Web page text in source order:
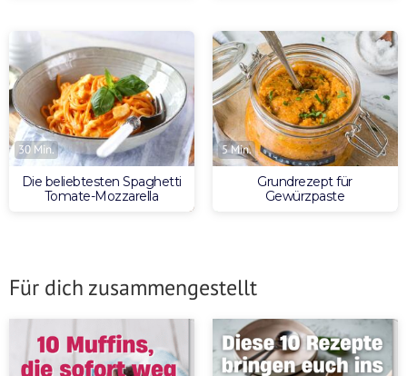
30 Min.
Die beliebtesten Spaghetti
Tomate-Mozzarella
5 Min.
Grundrezept für
Gewürzpaste
Für dich zusammengestellt